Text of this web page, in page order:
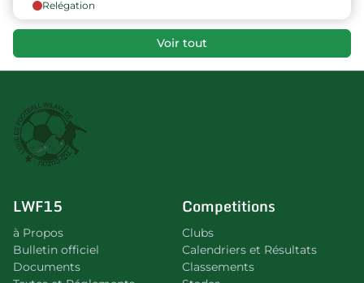
Relégation
Voir tout
LWF15
à Propos
Bulletin officiel
Documents
Competitions
Clubs
Calendriers et Résultats
Classements